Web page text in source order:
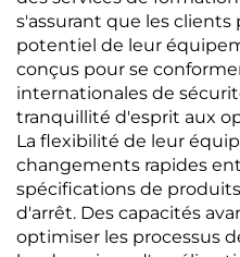
s'assurant que les
potentiel de leur
conçus pour se
internationales de
tranquillité d'esprit aux
La flexibilité de leur
changements rapides
spécifications de
d'arrêt. Des capacités
optimiser les processus